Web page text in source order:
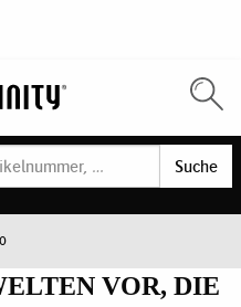
Suche
VOR, DIE